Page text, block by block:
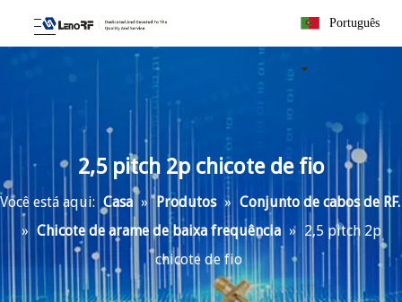
Português
2,5 pitch 2p chicote de fio
Você está aqui: Casa » Produtos » Conjunto de cabos de RF.
» Chicote de arame de baixa frequência » 2,5 pitch 2p
chicote de fio